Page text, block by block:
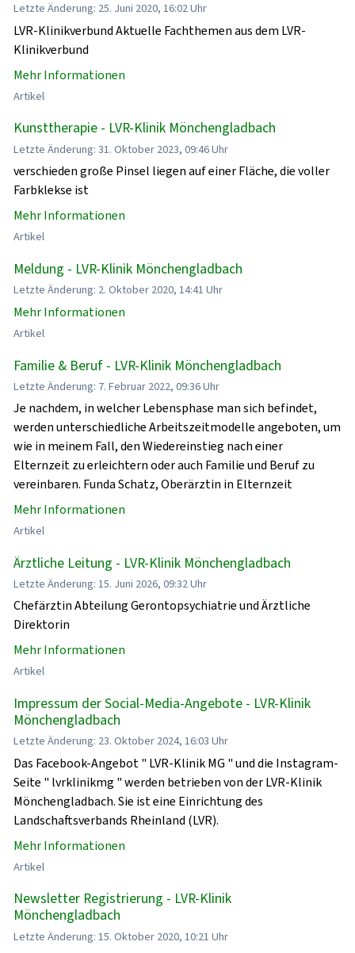
Letzte Änderung: 25. Juni 2020, 16:02 Uhr
LVR-Klinikverbund Aktuelle Fachthemen aus dem LVR-
Klinikverbund
Mehr Informationen
Artikel
Kunsttherapie - LVR-Klinik Mönchengladbach
Letzte Änderung: 31. Oktober 2023, 09:46 Uhr
verschieden große Pinsel liegen auf einer Fläche, die voller
Farbklekse ist
Mehr Informationen
Artikel
Meldung - LVR-Klinik Mönchengladbach
Letzte Änderung: 2. Oktober 2020, 14:41 Uhr
Mehr Informationen
Artikel
Familie & Beruf - LVR-Klinik Mönchengladbach
Letzte Änderung: 7. Februar 2022, 09:36 Uhr
Je nachdem, in welcher Lebensphase man sich befindet,
werden unterschiedliche Arbeitszeitmodelle angeboten, um
wie in meinem Fall, den Wiedereinstieg nach einer
Elternzeit zu erleichtern oder auch Familie und Beruf zu
vereinbaren. Funda Schatz, Oberärztin in Elternzeit
Mehr Informationen
Artikel
Ärztliche Leitung - LVR-Klinik Mönchengladbach
Letzte Änderung: 15. Juni 2026, 09:32 Uhr
Chefärztin Abteilung Gerontopsychiatrie und Ärztliche
Direktorin
Mehr Informationen
Artikel
Impressum der Social-Media-Angebote - LVR-Klinik
Mönchengladbach
Letzte Änderung: 23. Oktober 2024, 16:03 Uhr
Das Facebook-Angebot " LVR-Klinik MG " und die Instagram-
Seite " lvrklinikmg " werden betrieben von der LVR-Klinik
Mönchengladbach. Sie ist eine Einrichtung des
Landschaftsverbands Rheinland (LVR).
Mehr Informationen
Artikel
Newsletter Registrierung - LVR-Klinik
Mönchengladbach
Letzte Änderung: 15. Oktober 2020, 10:21 Uhr